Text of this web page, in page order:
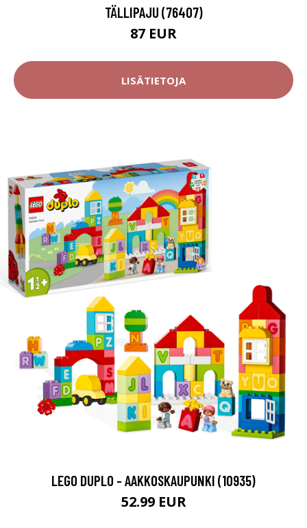
TÄLLIPAJU (76407)
87 EUR
LISÄTIETOJA
LEGO DUPLO - AAKKOSKAUPUNKI (10935)
52.99 EUR